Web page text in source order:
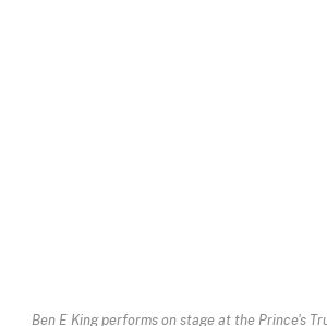
Ben E King performs on stage at the Prince's